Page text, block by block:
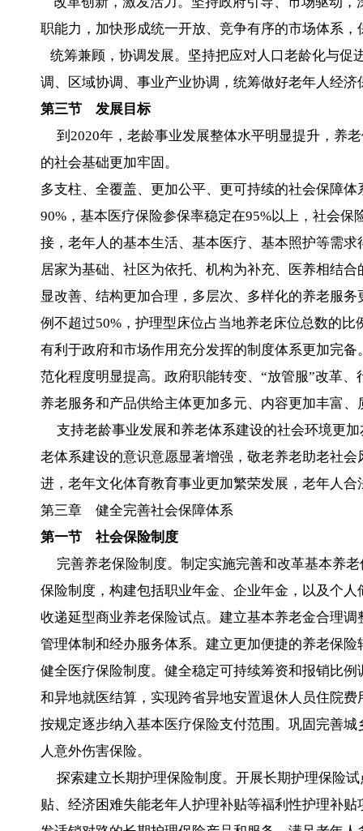
职能力，加快形成统一开放、竞争有序的市场体系
统筹兼顾，协调发展。坚持把应对人口老龄化与促
调、区域协调、事业产业协调，统筹做好老年人经
第三节 发展目标
到2020年，老龄事业发展整体水平明显提升，养
的社会基础更加牢固。
多支柱、全覆盖、更加公平、更可持续的社会保障
90%，基本医疗保险参保率稳定在95%以上，社会
接，老年人的基本生活、基本医疗、基本照护等需求
居家为基础、社区为依托、机构为补充、医养相结
显改善、结构更加合理，多层次、多样化的养老服
例不超过50%，护理型床位占当地养老床位总数的
有利于政府和市场作用充分发挥的制度体系更加完
范化程度明显提高。政府职能转变、“放管服”改革
养老服务和产品供给主体更加多元、内容更加丰富
支持老龄事业发展和养老体系建设的社会环境更
老体系建设的意识意愿显著增强，敬老养老助老社
进，老年文化体育教育事业更加繁荣发展，老年人
第三章 健全完善社会保障体系
第一节 社会保险制度
完善养老保险制度。制定实施完善和改革基本养
保险制度，构建包括职业年金、企业年金，以及个
收递延型商业养老保险试点。建立基本养老金合理
管理体制和经办服务体系。建立更加便捷的养老保险
健全医疗保险制度。健全稳定可持续筹资和报销比
和异地就医结算，实现跨省异地安置退休人员住院
按规定逐步纳入基本医疗保险支付范围。巩固完善
人意外伤害保险。
探索建立长期护理保险制度。开展长期护理保险
贴、经济困难失能老年人护理补贴等福利性护理补